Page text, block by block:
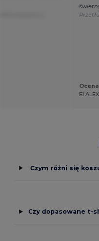
EI
Czym różni się
Czy dopasowane t-